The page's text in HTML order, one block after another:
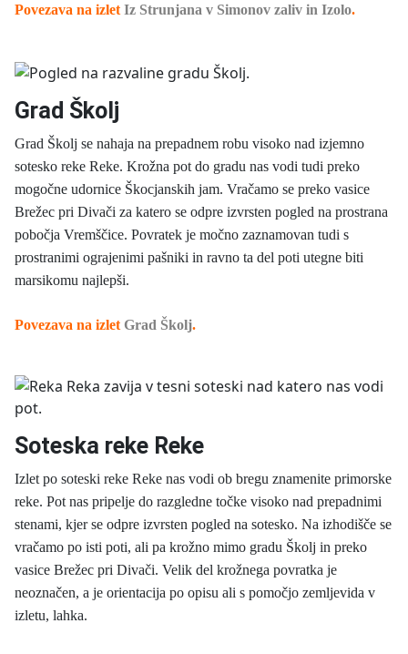
Povezava na izlet Iz Strunjana v Simonov zaliv in Izolo.
Grad Školj
Grad Školj se nahaja na prepadnem robu visoko nad izjemno
sotesko reke Reke. Krožna pot do gradu nas vodi tudi preko
mogočne udornice Škocjanskih jam. Vračamo se preko vasice
Brežec pri Divači za katero se odpre izvrsten pogled na prostrana
pobočja Vremščice. Povratek je močno zaznamovan tudi s
prostranimi ograjenimi pašniki in ravno ta del poti utegne biti
marsikomu najlepši.
Povezava na izlet Grad Školj.
Soteska reke Reke
Izlet po soteski reke Reke nas vodi ob bregu znamenite primorske
reke. Pot nas pripelje do razgledne točke visoko nad prepadnimi
stenami, kjer se odpre izvrsten pogled na sotesko. Na izhodišče se
vračamo po isti poti, ali pa krožno mimo gradu Školj in preko
vasice Brežec pri Divači. Velik del krožnega povratka je
neoznačen, a je orientacija po opisu ali s pomočjo zemljevida v
izletu, lahka.